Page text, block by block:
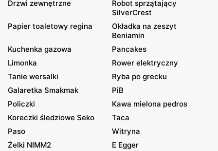
Drzwi zewnętrzne
Robot sprzątający
SilverCrest
Papier toaletowy regina
Okładka na zeszyt
Beniamin
Kuchenka gazowa
Pancakes
Limonka
Rower elektryczny
Tanie wersalki
Ryba po grecku
Galaretka Smakmak
PiB
Policzki
Kawa mielona pedros
Koreczki śledziowe Seko
Taca
Paso
Witryna
Żelki NIMM2
E Egger